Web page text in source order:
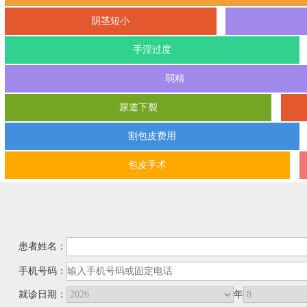
阴茎短小
手淫过度
弱精
尿道下裂
割包皮费用
包皮手术
患者姓名：
手机号码：
就诊日期： 年